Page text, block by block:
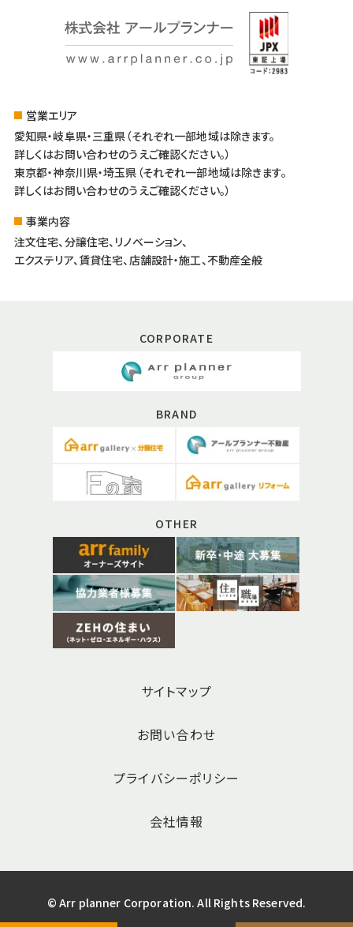
営業エリア
愛知県・岐阜県・三重県（それぞれ一部地域は除きます。
詳しくはお問い合わせのうえご確認ください。）
東京都・神奈川県・埼玉県（それぞれ一部地域は除きます。
詳しくはお問い合わせのうえご確認ください。）
事業内容
注文住宅、分譲住宅、リノベーション、
エクステリア、賃貸住宅、店舗設計・施工、不動産全般
CORPORATE
BRAND
OTHER
サイトマップ
お問い合わせ
プライバシーポリシー
会社情報
© Arr planner Corporation. All Rights Reserved.